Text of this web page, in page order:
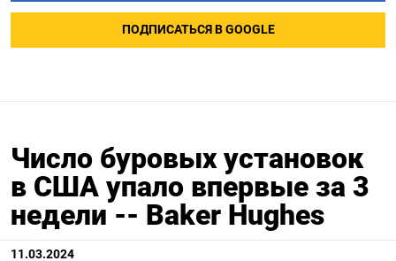
ПОДПИСАТЬСЯ В GOOGLE
Число буровых установок
в США упало впервые за 3
недели -- Baker Hughes
11.03.2024